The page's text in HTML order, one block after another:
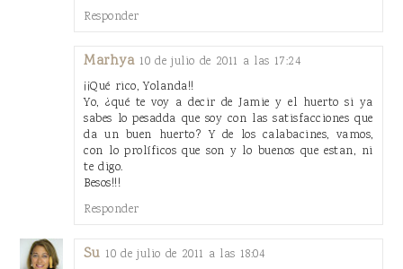
Responder
Marhya 10 de julio de 2011 a las 17:24
¡¡Qué rico, Yolanda!!
Yo, ¿qué te voy a decir de Jamie y el huerto si ya
sabes lo pesadda que soy con las satisfacciones que
da un buen huerto? Y de los calabacines, vamos,
con lo prolíficos que son y lo buenos que estan, ni
te digo.
Besos!!!
Responder
Su 10 de julio de 2011 a las 18:04